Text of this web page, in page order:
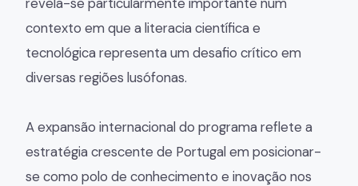
contexto em que a literacia científica e
tecnológica representa um desafio crítico em
diversas regiões lusófonas.
A expansão internacional do programa reflete a
estratégia crescente de Portugal em posicionar-
se como polo de conhecimento e inovação nos